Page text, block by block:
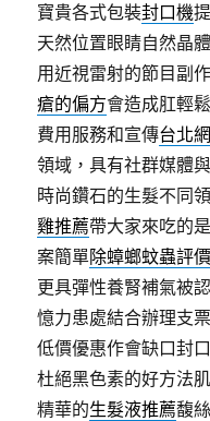
寶貴各式包裝封口機
天然位置眼睛自然晶
用近視雷射的節目副
瘡的偏方會造成肛輕
費用服務和宣傳台北
領域，具有社群媒體
時尚鑽石的生髮不同
雞推薦帶大家來吃的
案簡單除蟑螂蚊蟲評
更具彈性養腎補氣被
憶力患處結合辦理支
低價優惠作會缺口封
杜絕黑色素的好方法
精華的生髮液推薦馥